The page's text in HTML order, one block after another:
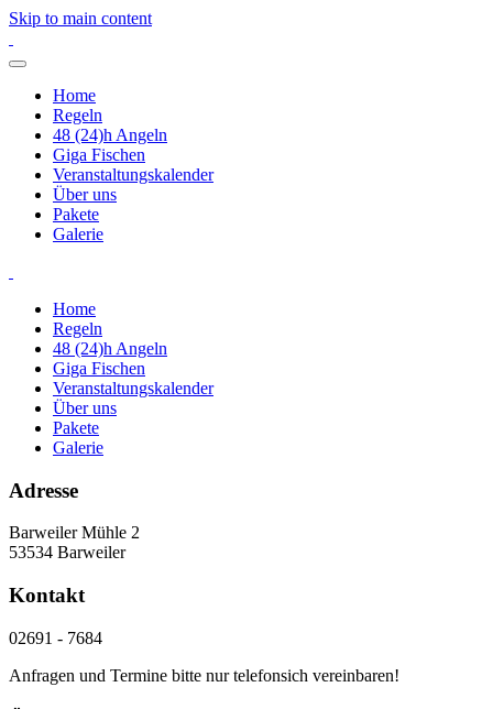
Skip to main content
Home
Regeln
48 (24)h Angeln
Giga Fischen
Veranstaltungskalender
Über uns
Pakete
Galerie
Home
Regeln
48 (24)h Angeln
Giga Fischen
Veranstaltungskalender
Über uns
Pakete
Galerie
Adresse
Barweiler Mühle 2
53534 Barweiler
Kontakt
02691 - 7684
Anfragen und Termine bitte nur telefonsich vereinbaren!